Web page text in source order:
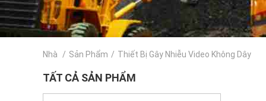
Nhà / Sản Phẩm / Thiết Bị Gây Nhiễu Video Không Dây
TẤT CẢ SẢN PHẨM